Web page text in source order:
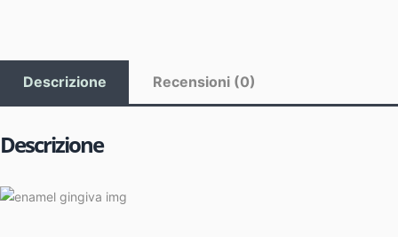
Descrizione Recensioni (0)
Descrizione